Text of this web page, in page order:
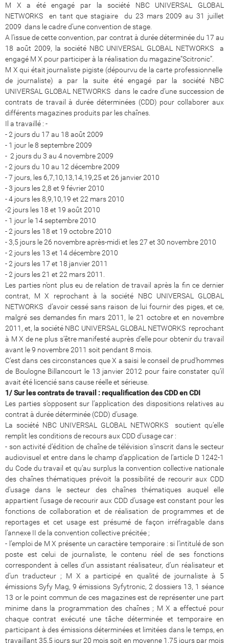
M X a été engagé par la société NBC UNIVERSAL GLOBAL
NETWORKS en tant que stagiaire du 23 mars 2009 au 31 juillet
2009 dans le cadre d’une convention de stage.
A l’issue de cette convention, par contrat à durée déterminée du 17 au
18 août 2009, la société NBC UNIVERSAL GLOBAL NETWORKS a
engagé M X pour participer à la réalisation du magazine“Scitronic”.
M X qui était journaliste pigiste (dépourvu de la carte professionnelle
de journaliste) a par la suite été engagé par la société NBC
UNIVERSAL GLOBAL NETWORKS dans le cadre d’une succession de
contrats de travail à durée déterminées (CDD) pour collaborer aux
différents magazines produits par les chaînes.
Il a travaillé : -
- 2 jours du 17 au 18 août 2009
- 1 jour le 8 septembre 2009
- 2 jours du 3 au 4 novembre 2009
- 2 jours du 10 au 12 décembre 2009
- 7 jours, les 6,7,10,13,14,19,25 et 26 janvier 2010
- 3 jours les 2,8 et 9 février 2010
- 4 jours les 8,9,10,19 et 22 mars 2010
-2 jours les 18 et 19 août 2010
- 1 jour le 14 septembre 2010
- 2 jours les 18 et 19 octobre 2010
- 3,5 jours le 26 novembre après-midi et les 27 et 30 novembre 2010
- 2 jours les 13 et 14 décembre 2010
- 2 jours les 17 et 18 janvier 2011
- 2 jours les 21 et 22 mars 2011.
Les parties n’ont plus eu de relation de travail après la fin ce dernier
contrat, M X reprochant à la société NBC UNIVERSAL GLOBAL
NETWORKS d’avoir cessé sans raison de lui fournir des piges, et ce,
malgré ses demandes fin mars 2011, le 21 octobre et en novembre
2011, et, la société NBC UNIVERSAL GLOBAL NETWORKS reprochant
à M X de ne plus s’être manifesté auprès d’elle pour obtenir du travail
avant le 9 novembre 2011 soit pendant 8 mois.
C’est dans ces circonstances que X a saisi le conseil de prud’hommes
de Boulogne Billancourt le 13 janvier 2012 pour faire constater qu’il
avait été licencié sans cause réelle et sérieuse.
1/ Sur les contrats de travail : requalification des CDD en CDI
Les parties s’opposent sur l’application des dispositions relatives au
contrat à durée déterminée (CDD) d’usage.
La société NBC UNIVERSAL GLOBAL NETWORKS soutient qu’elle
remplit les conditions de recours aux CDD d’usage car :
- son activité d’édition de chaîne de télévision s’inscrit dans le secteur
audiovisuel et entre dans le champ d’application de l’article D 1242-1
du Code du travail et qu’au surplus la convention collective nationale
des chaînes thématiques prévoit la possibilité de recourir aux CDD
d’usage dans le secteur des chaînes thématiques auquel elle
appartient l’usage de recourir aux CDD d’usage est constant pour les
fonctions de collaboration et de réalisation de programmes et de
reportages et cet usage est présumé de façon irréfragable dans
l’annexe II de la convention collective précitée ;
- l’emploi de M X présente un caractère temporaire : si l’intitulé de son
poste est celui de journaliste, le contenu réel de ses fonctions
correspondent à celles d’un assistant réalisateur, d’un réalisateur et
d’un traducteur ; M X a participé en qualité de journaliste à 5
émissions Syfy Mag, 9 émissions Syfytronic, 2 dossiers 13, 1 séance
13 or le point commun de ces magazines est de représenter une part
minime dans la programmation des chaînes ; M X a effectué pour
chaque contrat exécuté une tâche déterminée et temporaire en
participant à des émissions déterminées et limitées dans le temps, en
travaillant 35,5 jours sur 20 mois soit en moyenne 1,75 jours par mois